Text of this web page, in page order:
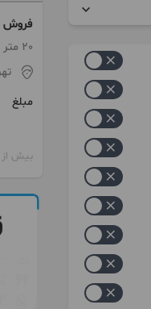
فروش
20 متر
مبلغ
بیش از 12 ماه پیش